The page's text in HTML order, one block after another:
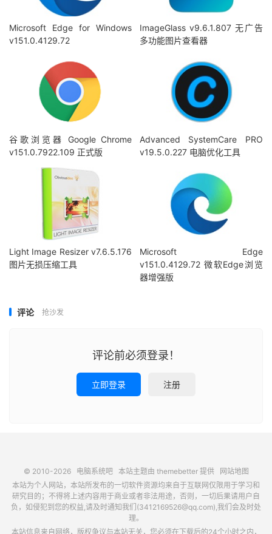
Microsoft Edge for Windows
v151.0.4129.72
ImageGlass v9.6.1.807 无广告
多功能图片查看器
谷歌浏览器 Google Chrome
v151.0.7922.109 正式版
Advanced SystemCare PRO
v19.5.0.227 电脑优化工具
Light Image Resizer v7.6.5.176
图片无损压缩工具
Microsoft Edge
v151.0.4129.72 微软Edge浏览
器增强版
评论 抢沙发
评论前必须登录！
立即登录 注册
© 2010-2026 电脑系统吧本站主题由 themebetter提供 网站地图
本站为个人网站，本站所发布的一切软件资源均来自于互联网仅限用于学习和
研究目的；不得将上述内容用于商业或者非法用途，否则，一切后果请用户自
负，如侵犯到您的权益,请及时通知我们(3412169526@qq.com),我们会及时处
理。
本站信息来自网络，版权争议与本站无关，您必须在下载后的24个小时之内，